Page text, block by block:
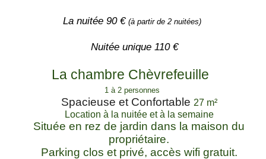
La nuitée 90 € (à partir de 2 nuitées)
Nuitée unique 110 €
La chambre Chèvrefeuille
1 à 2 personnes
Spacieuse et Confortable 27 m²
Location à la nuitée et à la semaine
Située en rez de jardin dans la maison du
propriétaire.
Parking clos et privé, accès wifi gratuit.